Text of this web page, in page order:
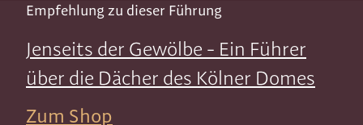
Empfehlung zu dieser Führung
Jenseits der Gewölbe - Ein Führer
über die Dächer des Kölner Domes
Zum Shop